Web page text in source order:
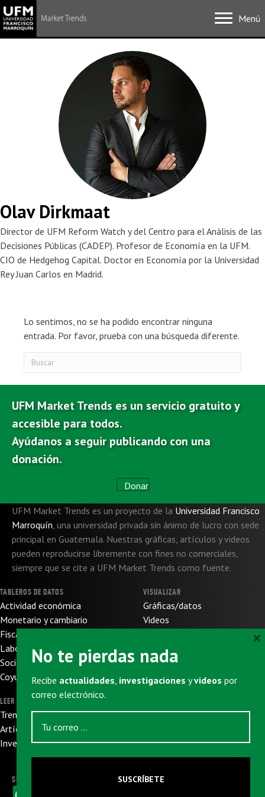
Menú
Olav Dirkmaat
Director de UFM Reform Watch y del Centro para el Análisis de las
Decisiones Públicas (CADEP). Profesor de Economía en la UFM.
CIO de Hedgehog Capital. Doctor en Economía por la Universidad
Rey Juan Carlos en Madrid.
Lo sentimos, no se ha podido encontrar ninguna
entrada. Por favor, prueba con una búsqueda diferente.
UFM Market Trends es un servicio gratuito y
accesible para todos.
Ayúdanos a seguir publicando con una
donación.
Donar
UFM Market Trends es un proyecto de la Universidad Francisco
Marroquín una universidad privada sin ánimo de lucro con sede
principal en Guatemala. Nuestras gráficas, artículos y videos
pueden reproducirse libremente con fines no comerciales,
siempre que se cite a UFM Market Trends como fuente.
TABLEROS DE DATOS
Actividad económica
Monetario y cambiario
Fiscal y de presupuesto
Laboral
Socioeconómico
Coyuntura internacional
LEER
Trends
Artículos
Investigaciones
VISUALIZAR
Gráficas/datos
Videos
Sobre nosotros
Donaciones
SUSCRIBIRSE
SIGUENOS
No te pierdas nada
Recibe actualidades, investigaciones yvideos por
correo electrónico.
SUSCRÍBETE
×